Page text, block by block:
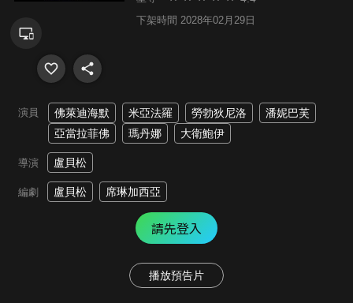
下架時間 2028年02月29日
演員 佛萊迪海默 米亞法羅 勞勃狄尼洛
潘妮巴芙
亞當拉菲佛
瑪丹娜 大衛鮑伊
導演 盧貝松
編劇 盧貝松 席琳加西亞
請先登入
播放預告片